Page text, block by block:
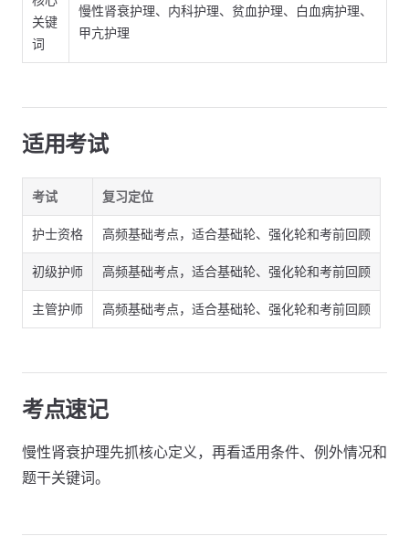
关键
词
慢性肾衰护理、内科护理、贫血护理、白血病护理、
甲亢护理
适用考试
考试 复习定位
护士资格 高频基础考点，适合基础轮、强化轮和考前回顾
初级护师 高频基础考点，适合基础轮、强化轮和考前回顾
主管护师 高频基础考点，适合基础轮、强化轮和考前回顾
考点速记
慢性肾衰护理先抓核心定义，再看适用条件、例外情况和
题干关键词。